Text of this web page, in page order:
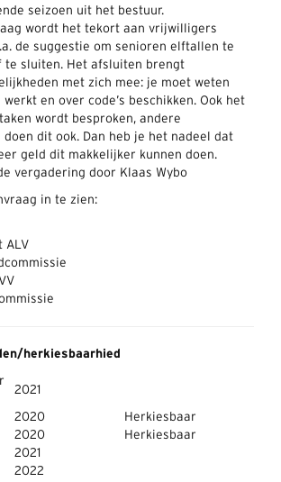
seizoen uit het bestuur.
wordt het tekort aan vrijwilligers
de suggestie om senioren elftallen te
te sluiten. Het afsluiten brengt
met zich mee: je moet weten
werkt en over code’s beschikken. Ook het
wordt besproken, andere
dit ook. Dan heb je het nadeel dat
geld dit makkelijker kunnen doen.
vergadering door Klaas Wybo
in te zien:
ALV
herkiesbaarhied
2021
2020
Herkiesbaar
2020
Herkiesbaar
2021
2022